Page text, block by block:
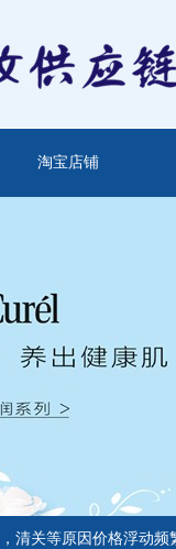
淘宝店铺
清关等原因价格浮动